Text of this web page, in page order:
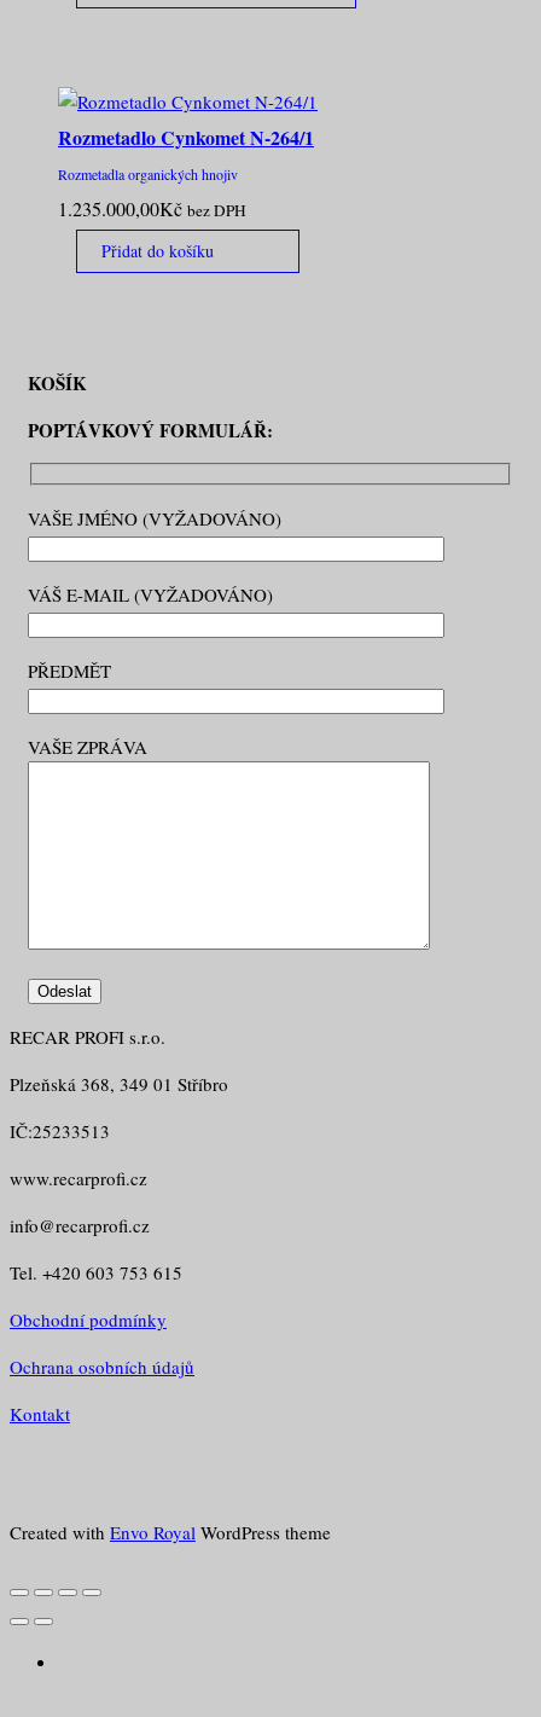
Rozmetadlo Cynkomet N-264/1
Rozmetadla organických hnojiv
1.235.000,00Kč bez DPH
Přidat do košíku
KOŠÍK
POPTÁVKOVÝ FORMULÁŘ:
VAŠE JMÉNO (VYŽADOVÁNO)
VÁŠ E-MAIL (VYŽADOVÁNO)
PŘEDMĚT
VAŠE ZPRÁVA
RECAR PROFI s.r.o.
Plzeňská 368, 349 01 Stříbro
IČ:25233513
www.recarprofi.cz
info@recarprofi.cz
Tel. +420 603 753 615
Obchodní podmínky
Ochrana osobních údajů
Kontakt
Created with Envo Royal WordPress theme